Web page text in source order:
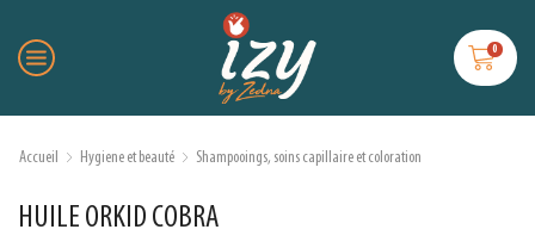
0
Accueil Hygiene et beauté Shampooings, soins capillaire et coloration
HUILE ORKID COBRA